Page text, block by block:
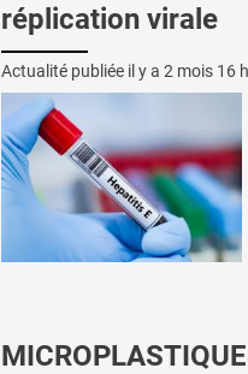
réplication virale
Actualité publiée il y a 2 mois 16